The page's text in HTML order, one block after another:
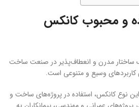
و محبوب کانکس
ساختار مدرن و انعطاف‌پذیر در صنعت ساخت
وسیع و متنوعی است.
نوع کانکس، استفاده در پروژه‌های ساخت و